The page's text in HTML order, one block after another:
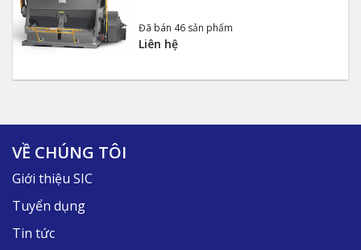
Đã bán 46 sản phẩm
Liên hệ
VỀ CHÚNG TÔI
Giới thiệu SIC
Tuyển dụng
Tin tức